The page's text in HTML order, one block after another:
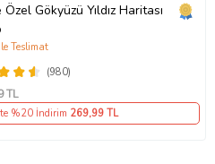
Özel Gökyüzü Yıldız Haritası
(980)
Teslimat
TL
%20 İndirim 269,99 TL